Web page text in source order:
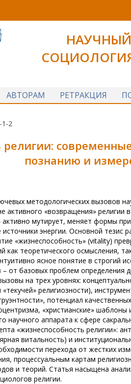
НАУЧНЫЙ
АВТОРАМ РЕТРАКЦИЯ
1-2
религии:
познанию и
методологических вызовов
активного «возвращения» религии
мутирует, меняет формы
энергии. Основной
«жизнеспособность» (vitality)
как теоретического осмысления,
ясное понятие в строгий
от базовых проблем определения
на трех уровнях:
религиозности),
потенциал
«христианские»
научного аппарата к сфере
«жизнеспособность религии»:
витальность) и
перехода от жестких
процессуальным картам
и теорий. Статья насыщена
религии.